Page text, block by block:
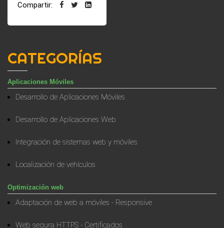
Compartir:
CATEGORÍAS
Aplicaciones Móviles
Desarrollo de Aplicaciones Móviles
Desarrollo de Aplicaciones Web
Integración de sistemas web y móviles
Localización de vehículos
Optimización web
Adaptación de web a móviles - Responsive
Web segura HTTPS - Certificados